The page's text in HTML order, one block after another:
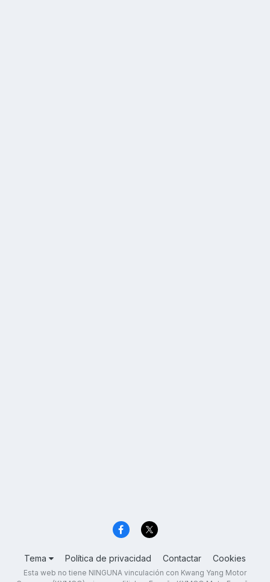
Tema Política de privacidad Contactar Cookies
Esta web no tiene NINGUNA vinculación con Kwang Yang Motor